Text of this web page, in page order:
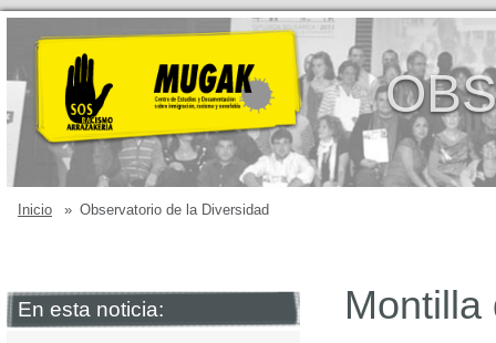
Inicio » Observatorio de la Diversidad
En esta noticia: Montilla